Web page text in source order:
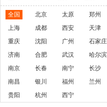
全国 北京 太原
郑州
上海
成都 西安
天津
重庆
沈阳 广州
石家庄
济南
合肥 武汉
哈尔滨
南京
长春 南宁
长沙
南昌
银川 福州
兰州
贵阳
杭州 西宁